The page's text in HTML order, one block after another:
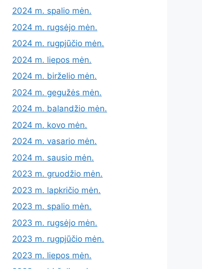
2024 m. spalio mėn.
2024 m. rugsėjo mėn.
2024 m. rugpjūčio mėn.
2024 m. liepos mėn.
2024 m. birželio mėn.
2024 m. gegužės mėn.
2024 m. balandžio mėn.
2024 m. kovo mėn.
2024 m. vasario mėn.
2024 m. sausio mėn.
2023 m. gruodžio mėn.
2023 m. lapkričio mėn.
2023 m. spalio mėn.
2023 m. rugsėjo mėn.
2023 m. rugpjūčio mėn.
2023 m. liepos mėn.